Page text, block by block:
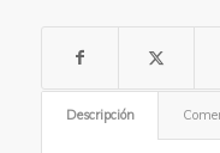
Descripción